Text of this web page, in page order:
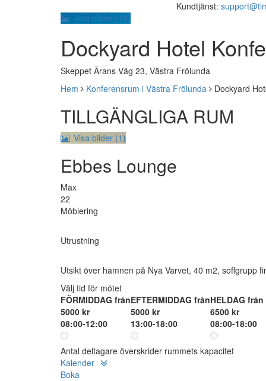
Kundtjänst:
Visa bilder (10)
Dockyard Hotel
Skeppet Ärans Väg 23, Västra Frölunda
Hem
Konferensrum i Västra Frölunda Dockyard
TILLGÄNGLIGA RUM
Visa bilder (1)
Ebbes Lounge
Max
22
Möblering
Utrustning
Utsikt över hamnen på Nya Varvet, 40 m2, soffgrupp
Välj tid för mötet
FÖRMIDDAG från
5000 kr
08:00-12:00
EFTERMIDDAG från
5000 kr
13:00-18:00
HELDAG från
6500 kr
08:00-18:00
Antal deltagare överskrider rummets kapacitet
Kalender
Boka